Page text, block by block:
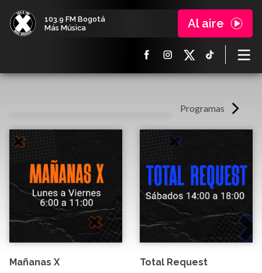
103.9 FM Bogotá
Más Música
Al aire
Programas
Mañanas X Total Request